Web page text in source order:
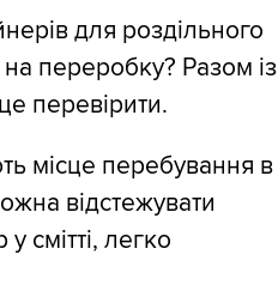
для роздільного
переробку? Разом із
перевірити.
місце перебування в
відстежувати
смітті, легко